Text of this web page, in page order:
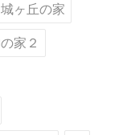
城ヶ丘の家
家２